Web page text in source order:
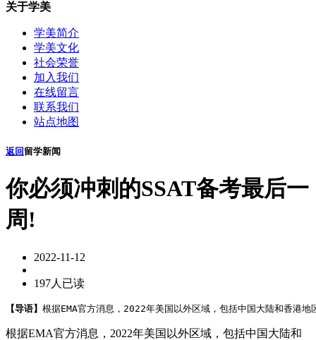
关于学美
学美简介
学美文化
社会荣誉
加入我们
在线留言
联系我们
站点地图
返回 留学新闻
你必须冲刺的SSAT备考最后一
周!
2022-11-12
197人已读
【导语】 根据EMA官方消息，2022年美国以外区域，包括中国大陆和香港
根据EMA官方消息，2022年美国以外区域，包括中国大陆和